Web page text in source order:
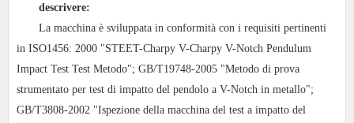
descrivere:
La macchina è sviluppata in conformità con i requisiti pertinenti
in ISO1456: 2000 "STEET-Charpy V-Charpy V-Notch Pendulum
Impact Test Test Metodo"; GB/T19748-2005 "Metodo di prova
strumentato per test di impatto del pendolo a V-Notch in metallo";
GB/T3808-2002 "Ispezione della macchina del test a impatto del